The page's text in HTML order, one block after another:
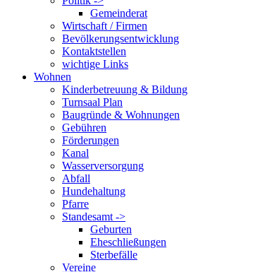
Gemeinderat
Wirtschaft / Firmen
Bevölkerungsentwicklung
Kontaktstellen
wichtige Links
Wohnen
Kinderbetreuung & Bildung
Turnsaal Plan
Baugründe & Wohnungen
Gebühren
Förderungen
Kanal
Wasserversorgung
Abfall
Hundehaltung
Pfarre
Standesamt ->
Geburten
Eheschließungen
Sterbefälle
Vereine